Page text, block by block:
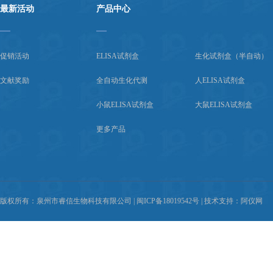
最新活动
促销活动
文献奖励
产品中心
ELISA试剂盒 生化试剂盒（半自动）
全自动生化代测 人ELISA试剂盒
小鼠ELISA试剂盒 大鼠ELISA试剂盒
更多产品
版权所有：泉州市睿信生物科技有限公司 闽ICP备18019542号 技术支持： 阿仪网